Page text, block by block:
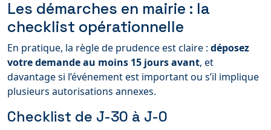
Les démarches en mairie : la
checklist opérationnelle
En pratique, la règle de prudence est claire : déposez
votre demande au moins 15 jours avant, et
davantage si l’événement est important ou s’il implique
plusieurs autorisations annexes.
Checklist de J-30 à J-0